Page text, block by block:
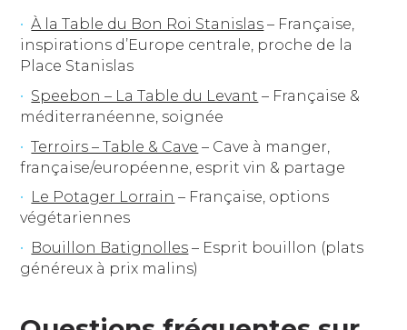
À la Table du Bon Roi Stanislas – Française,
inspirations d’Europe centrale, proche de la
Place Stanislas
Speebon – La Table du Levant – Française &
méditerranéenne, soignée
Terroirs – Table & Cave – Cave à manger,
française/européenne, esprit vin & partage
Le Potager Lorrain – Française, options
végétariennes
Bouillon Batignolles – Esprit bouillon (plats
généreux à prix malins)